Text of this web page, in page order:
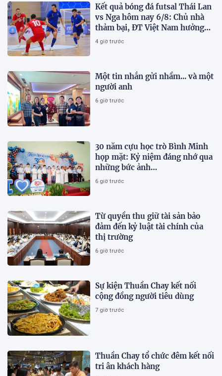
Kết quả bóng đá futsal Thái Lan
vs Nga hôm nay 6/8: Chủ nhà
thảm bại, ĐT Việt Nam hưởng
lợi lớn
4 giờ trước
Một tin nhắn gửi nhầm... và một
người anh
6 giờ trước
30 năm cựu học trò Bình Minh
họp mặt: Kỷ niệm đáng nhớ qua
những bức ảnh…
6 giờ trước
Từ quyền thu giữ tài sản bảo
đảm đến kỷ luật tài chính của
thị trường
6 giờ trước
Sự kiện Thuần Chay kết nối
cộng đồng người tiêu dùng
7 giờ trước
Thuần Chay tổ chức đêm kết nối
tri ân khách hàng